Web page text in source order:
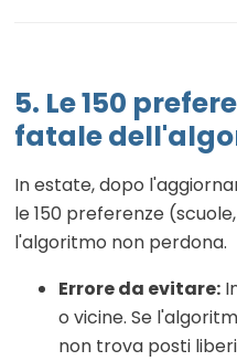
5. Le 150
fatale
In estate, dopo
le 150 preferenze
l'algoritmo non perdona.
Errore da evitare:
o vicine. Se
non trova posti